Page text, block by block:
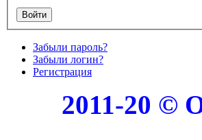
Забыли пароль?
Забыли логин?
Регистрация
2011-20 ©